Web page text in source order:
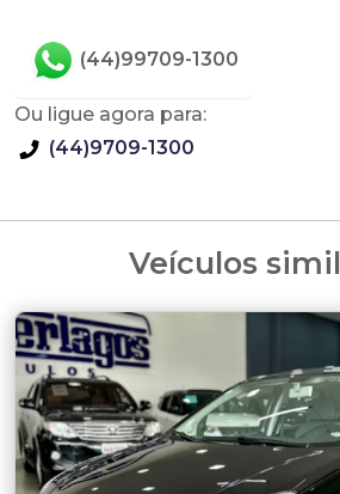
(44)99709-1300
Ou ligue agora para:
(44)9709-1300
Veículos